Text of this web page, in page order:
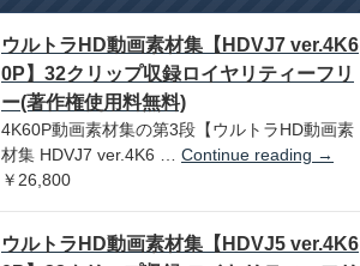
ウルトラHD動画素材集【HDVJ7 ver.4K6
0P】32クリップ収録ロイヤリティーフリ
ー(著作権使用料無料)
4K60P動画素材集の第3段【ウルトラHD動画素
材集 HDVJ7 ver.4K6 … Continue reading →
￥26,800
ウルトラHD動画素材集【HDVJ5 ver.4K6